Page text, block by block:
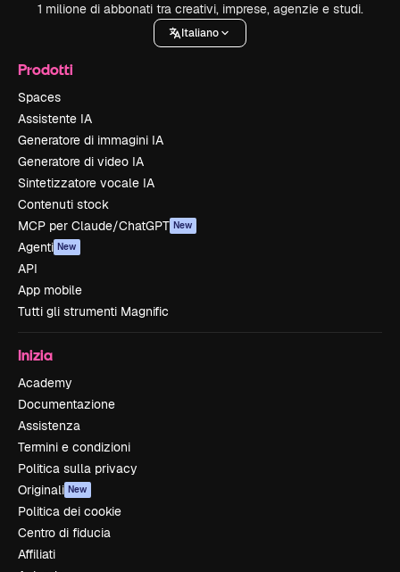
1 milione di abbonati tra creativi, imprese, agenzie e studi.
Italiano
Prodotti
Spaces
Assistente IA
Generatore di immagini IA
Generatore di video IA
Sintetizzatore vocale IA
Contenuti stock
MCP per Claude/ChatGPT New
Agenti New
API
App mobile
Tutti gli strumenti Magnific
Inizia
Academy
Documentazione
Assistenza
Termini e condizioni
Politica sulla privacy
Originali New
Politica dei cookie
Centro di fiducia
Affiliati